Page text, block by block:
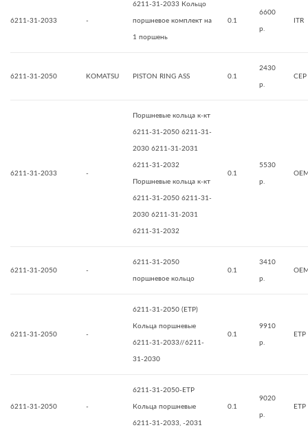
6211-31-2033 -
6211-31-2033 Кольцо
поршневое комплект на
1 поршень
0.1
6600
р.
ITR
6211-31-2050 KOMATSU PISTON RING ASS 0.1
2430
р.
CEP
6211-31-2033 -
Поршневые кольца к-кт
6211-31-2050 6211-31-
2030 6211-31-2031
6211-31-2032
Поршневые кольца к-кт
6211-31-2050 6211-31-
2030 6211-31-2031
6211-31-2032
0.1
5530
р.
6211-31-2050 -
6211-31-2050
поршневое кольцо
0.1
3410
р.
6211-31-2050 -
6211-31-2050 (ETP)
Кольца поршневые
6211-31-2033//6211-
31-2030
0.1
9910
р.
ETP
6211-31-2050 -
6211-31-2050-ETP
Кольца поршневые
6211-31-2033, -2031
0.1
9020
р.
ETP